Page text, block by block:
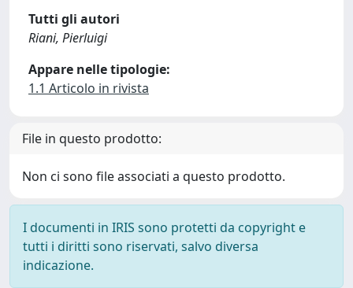
Tutti gli autori
Riani, Pierluigi
Appare nelle tipologie:
1.1 Articolo in rivista
File in questo prodotto:
Non ci sono file associati a questo prodotto.
I documenti in IRIS sono protetti da copyright e
tutti i diritti sono riservati, salvo diversa
indicazione.